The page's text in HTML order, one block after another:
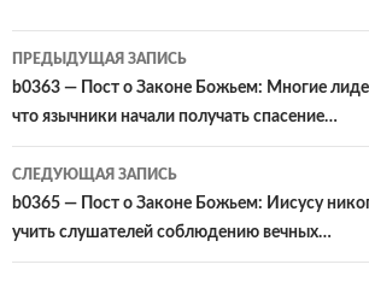
Навигация
по
ПРЕДЫДУЩАЯ ЗАПИСЬ
b0363 — Пост о Законе Божьем: Многие
что язычники начали получать спасение…
СЛЕДУЮЩАЯ ЗАПИСЬ
b0365 — Пост о Законе Божьем: Иисусу
учить слушателей соблюдению вечных…